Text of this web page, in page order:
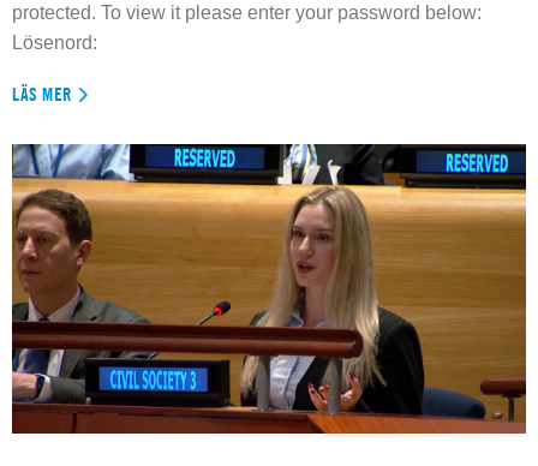
protected. To view it please enter your password below:
Lösenord:
LÄS MER